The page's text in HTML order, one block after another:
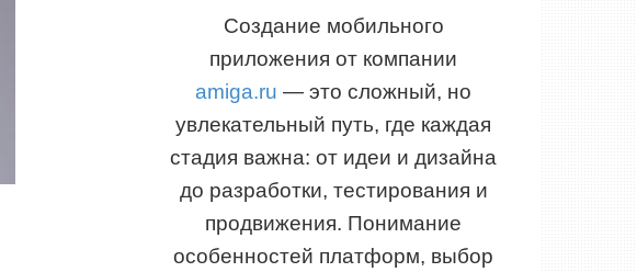
Создание мобильного
приложения от компании
amiga.ru — это сложный, но
увлекательный путь, где каждая
стадия важна: от идеи и дизайна
до разработки, тестирования и
продвижения. Понимание
особенностей платформ, выбор